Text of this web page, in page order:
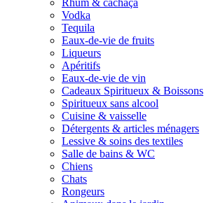
Rhum & cachaça
Vodka
Tequila
Eaux-de-vie de fruits
Liqueurs
Apéritifs
Eaux-de-vie de vin
Cadeaux Spiritueux & Boissons
Spiritueux sans alcool
Cuisine & vaisselle
Détergents & articles ménagers
Lessive & soins des textiles
Salle de bains & WC
Chiens
Chats
Rongeurs